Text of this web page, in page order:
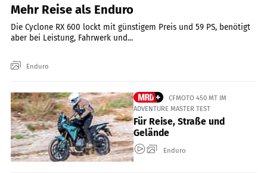
Mehr Reise als Enduro
Die Cyclone RX 600 lockt mit günstigem Preis und 59 PS, benötigt
aber bei Leistung, Fahrwerk und...
Enduro
CFMOTO 450 MT IM
ADVENTURE MASTER TEST
Für Reise, Straße und
Gelände
Enduro